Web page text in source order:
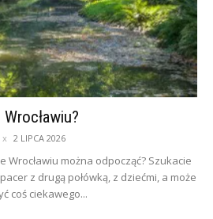
2 LIPCA 2026
Wrocławiu można odpocząć? Szukacie
z drugą połówką, z dziećmi, a może
coś ciekawego...